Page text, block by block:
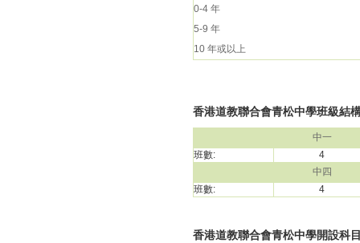
0-4 年
5-9 年
10 年或以上
香港道教聯合會青松中學班級結
中一
班數:
4
中四
班數:
4
香港道教聯合會青松中學開設科